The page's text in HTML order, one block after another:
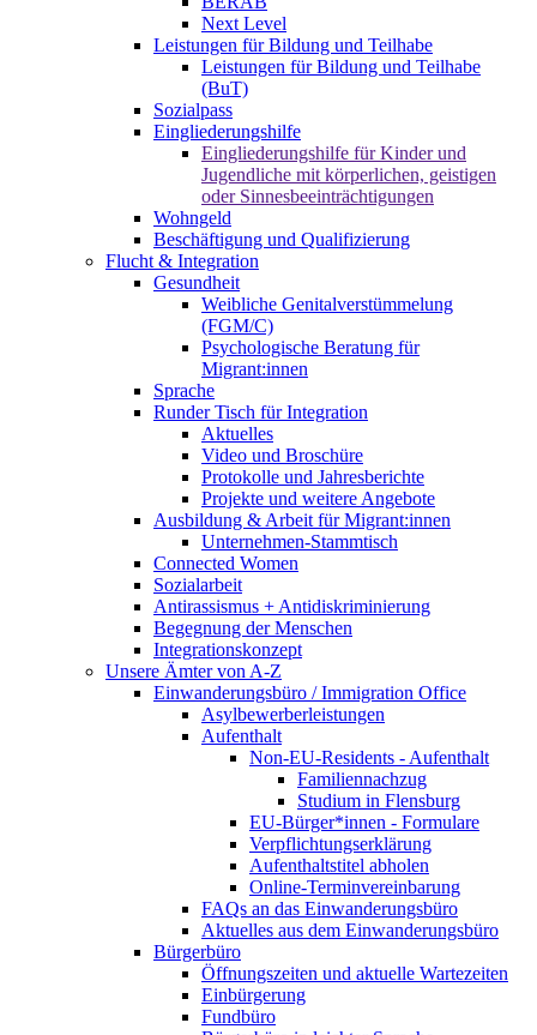
Next Level
Leistungen für Bildung und Teilhabe
Leistungen für Bildung und Teilhabe
(BuT)
Sozialpass
Eingliederungshilfe
Eingliederungshilfe für Kinder und
Jugendliche mit körperlichen, geistigen
oder Sinnesbeeinträchtigungen
Wohngeld
Beschäftigung und Qualifizierung
Flucht & Integration
Gesundheit
Weibliche Genitalverstümmelung
(FGM/C)
Psychologische Beratung für
Migrant:innen
Sprache
Runder Tisch für Integration
Aktuelles
Video und Broschüre
Protokolle und Jahresberichte
Projekte und weitere Angebote
Ausbildung & Arbeit für Migrant:innen
Unternehmen-Stammtisch
Connected Women
Sozialarbeit
Antirassismus + Antidiskriminierung
Begegnung der Menschen
Integrationskonzept
Unsere Ämter von A-Z
Einwanderungsbüro / Immigration Office
Asylbewerberleistungen
Aufenthalt
Non-EU-Residents - Aufenthalt
Familiennachzug
Studium in Flensburg
EU-Bürger*innen - Formulare
Verpflichtungserklärung
Aufenthaltstitel abholen
Online-Terminvereinbarung
FAQs an das Einwanderungsbüro
Aktuelles aus dem Einwanderungsbüro
Bürgerbüro
Öffnungszeiten und aktuelle Wartezeiten
Einbürgerung
Fundbüro